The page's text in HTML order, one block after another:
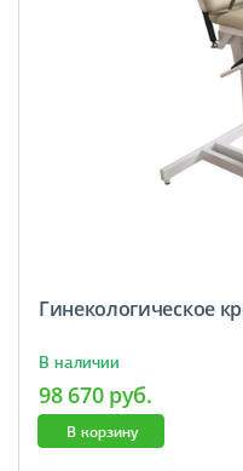
Гинекологическое
В наличии
98 670 руб.
В корзину